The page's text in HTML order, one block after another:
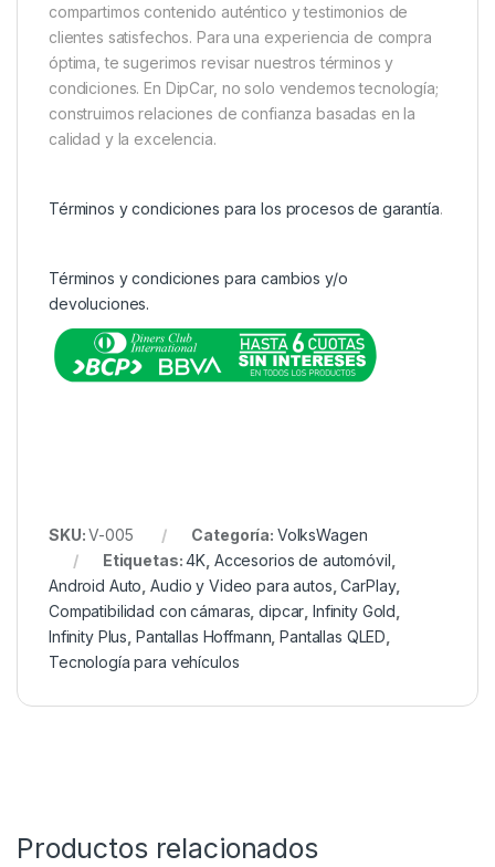
compartimos contenido auténtico y testimonios de
clientes satisfechos. Para una experiencia de compra
óptima, te sugerimos revisar nuestros términos y
condiciones. En DipCar, no solo vendemos tecnología;
construimos relaciones de confianza basadas en la
calidad y la excelencia.
Términos y condiciones para los procesos de garantía.
Términos y condiciones para cambios y/o
devoluciones.
SKU:V-005 Categoría: VolksWagen
Etiquetas:4K Accesorios de automóvil
Android Auto ,Audio y Video para autos ,CarPlay,
Compatibilidad con cámaras ,dipcar ,Infinity Gold
Infinity Plus Pantallas Hoffmann ,Pantallas QLED
Tecnología para vehículos
Productos relacionados